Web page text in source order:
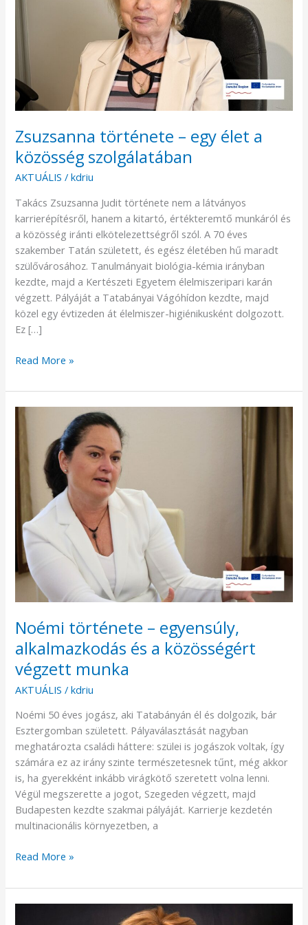
Zsuzsanna története – egy élet a
közösség szolgálatában
AKTUÁLIS /kdriu
Takács Zsuzsanna Judit története nem a látványos
karrierépítésről, hanem a kitartó, értékteremtő munkáról és
a közösség iránti elkötelezettségről szól. A 70 éves
szakember Tatán született, és egész életében hű maradt
szülővárosához. Tanulmányait biológia-kémia irányban
kezdte, majd a Kertészeti Egyetem élelmiszeripari karán
végzett. Pályáját a Tatabányai Vágóhídon kezdte, majd
közel egy évtizeden át élelmiszer-higiénikusként dolgozott.
Ez […]
szolgálatában
Read More »
Noémi története – egyensúly,
alkalmazkodás és a közösségért
végzett munka
AKTUÁLIS /kdriu
Noémi 50 éves jogász, aki Tatabányán él és dolgozik, bár
Esztergomban született. Pályaválasztását nagyban
meghatározta családi háttere: szülei is jogászok voltak, így
számára ez az irány szinte természetesnek tűnt, még akkor
is, ha gyerekként inkább virágkötő szeretett volna lenni.
Végül megszerette a jogot, Szegeden végzett, majd
Budapesten kezdte szakmai pályáját. Karrierje kezdetén
multinacionális környezetben, a
egyensúly,
alkalmazkodás
közösségért
végzett
munka
Read More »